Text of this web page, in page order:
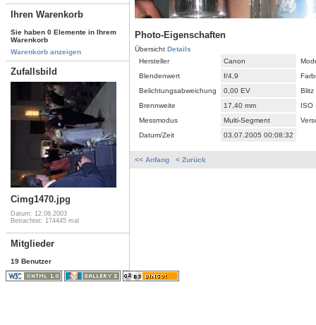
Ihren Warenkorb
Sie haben 0 Elemente in Ihrem
Warenkorb
Warenkorb anzeigen
Zufallsbild
Cimg1470.jpg
Datum: 12.08.2003
Betrachtet: 174445 mal
Mitglieder
19 Benutzer
Photo-Eigenschaften
Übersicht Details
Hersteller
Canon
Blendenwert
f/4,9
Belichtungsabweichung
0,00 EV
Blitz
Brennweite
17,40 mm
ISO
Messmodus
Multi-Segment
Datum/Zeit
03.07.2005 00:08:32
<< Anfang < Zurück